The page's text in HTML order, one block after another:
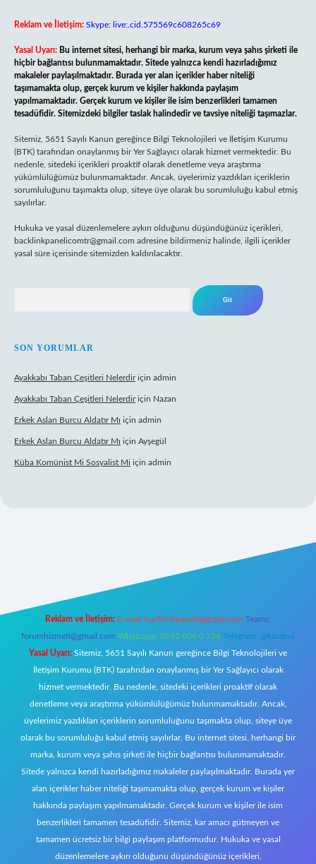
Reklam ve İletişim: Skype: live:.cid.575569c608265c69
Yasal Uyarı: Bu internet sitesi, herhangi bir marka, kurum veya şahıs şirketi ile
hiçbir bağlantısı bulunmamaktadır. Sitede yalnızca kendi hazırladığımız
makaleler paylaşılmaktadır. Burada yer alan içerikler haber niteliği
taşımamakta olup, gerçek kurum ve kişiler hakkında paylaşım
yapılmamaktadır. Gerçek kurum ve kişiler ile isim benzerlikleri tamamen
tesadüfidir. Sitemizdeki bilgiler taslak halindedir ve tavsiye niteliği taşımazlar.
Sitemiz, 5651 Sayılı Kanun gereğince Bilgi Teknolojileri ve İletişim Kurumu
(BTK) tarafından onaylanmış bir Yer Sağlayıcı olarak hizmet vermektedir. Bu
nedenle, sitedeki içerikleri proaktif olarak denetleme veya araştırma
yükümlülüğümüz bulunmamaktadır. Ancak, üyelerimiz yazdıkları içeriklerin
sorumluluğunu taşımakta olup, siteye üye olarak bu sorumluluğu kabul etmiş
sayılırlar.
Hukuka ve yasal düzenlemelere aykırı olduğunu düşündüğünüz içerikleri,
backlinkpanelicomtr@gmail.com adresine bildirmeniz halinde, ilgili içerikler
yasal süre içerisinde sitemizden kaldırılacaktır.
SON YORUMLAR
Ayakkabı Taban Çeşitleri Nelerdiriçin admin
Ayakkabı Taban Çeşitleri Nelerdiriçin Nazan
Erkek Aslan Burcu Aldatır Mı için admin
Erkek Aslan Burcu Aldatır Mı için Ayşegül
Küba Komünist Mi Sosyalist Mi için admin
Reklam ve İletişim: E-mail: backlinkpaneli@gmail.com Teams:
forumhizmeti@gmail.com Whatsapp: 0262 606 0 726 Telegram: @karabul
Yasal Uyarı: Sitemiz, 5651 Sayılı Kanun gereğince Bilgi Teknolojileri ve
İletişim Kurumu (BTK) tarafından onaylanmış bir Yer Sağlayıcı olarak
hizmet vermektedir. Bu nedenle, sitedeki içerikleri proaktif olarak
denetleme veya araştırma yükümlülüğümüz bulunmamaktadır. Ancak,
üyelerimiz yazdıkları içeriklerin sorumluluğunu taşımakta olup, siteye üye
olarak bu sorumluluğu kabul etmiş sayılırlar. Bu internet sitesi, herhangi bir
marka, kurum veya şahıs şirketi ile hiçbir bağlantısı bulunmamaktadır.
Sitede yalnızca kendi hazırladığımız makaleler paylaşılmaktadır. Burada yer
alan içerikler haber niteliği taşımamakta olup, gerçek kurum ve kişiler
hakkında paylaşım yapılmamaktadır. Gerçek kurum ve kişiler ile isim
benzerlikleri tamamen tesadüfidir. Sitemiz, kar amacı gütmeyen ve
tamamen ücretsiz bir bilgi paylaşım platformudur. Hukuka ve yasal
düzenlemelere aykırı olduğunu düşündüğünüz içerikleri,